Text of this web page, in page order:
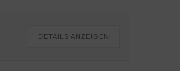
DETAILS ANZEIGEN